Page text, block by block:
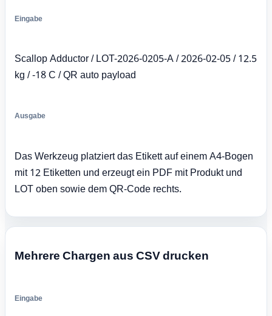
Eingabe
Scallop Adductor / LOT-2026-0205-A / 2026-02-05 / 12.5
kg / -18 C / QR auto payload
Ausgabe
Das Werkzeug platziert das Etikett auf einem A4-Bogen
mit 12 Etiketten und erzeugt ein PDF mit Produkt und
LOT oben sowie dem QR-Code rechts.
Mehrere Chargen aus CSV drucken
Eingabe